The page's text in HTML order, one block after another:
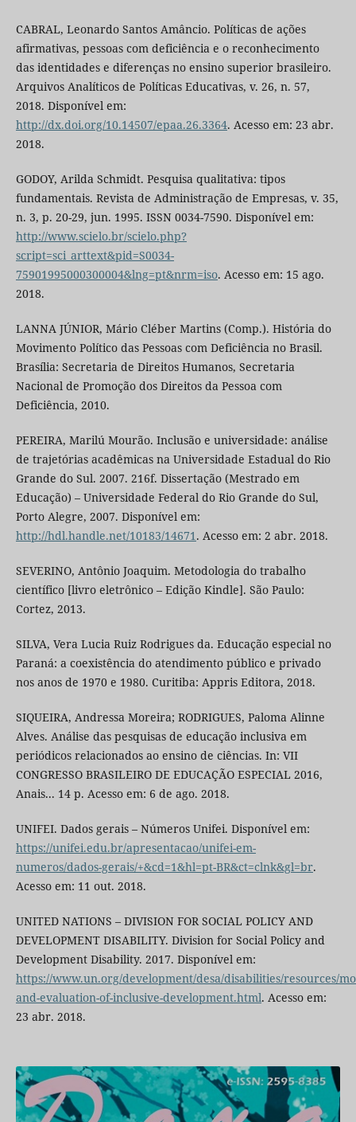
CABRAL, Leonardo Santos Amâncio. Políticas de ações
afirmativas, pessoas com deficiência e o reconhecimento
das identidades e diferenças no ensino superior brasileiro.
Arquivos Analíticos de Políticas Educativas, v. 26, n. 57,
2018. Disponível em:
http://dx.doi.org/10.14507/epaa.26.3364. Acesso em: 23 abr.
2018.
GODOY, Arilda Schmidt. Pesquisa qualitativa: tipos
fundamentais. Revista de Administração de Empresas, v. 35,
n. 3, p. 20-29, jun. 1995. ISSN 0034-7590. Disponível em:
http://www.scielo.br/scielo.php?
script=sci_arttext&pid=S0034-
75901995000300004&lng=pt&nrm=iso. Acesso em: 15 ago.
2018.
LANNA JÚNIOR, Mário Cléber Martins (Comp.). História do
Movimento Político das Pessoas com Deficiência no Brasil.
Brasília: Secretaria de Direitos Humanos, Secretaria
Nacional de Promoção dos Direitos da Pessoa com
Deficiência, 2010.
PEREIRA, Marilú Mourão. Inclusão e universidade: análise
de trajetórias acadêmicas na Universidade Estadual do Rio
Grande do Sul. 2007. 216f. Dissertação (Mestrado em
Educação) – Universidade Federal do Rio Grande do Sul,
Porto Alegre, 2007. Disponível em:
http://hdl.handle.net/10183/14671. Acesso em: 2 abr. 2018.
SEVERINO, Antônio Joaquim. Metodologia do trabalho
científico [livro eletrônico – Edição Kindle]. São Paulo:
Cortez, 2013.
SILVA, Vera Lucia Ruiz Rodrigues da. Educação especial no
Paraná: a coexistência do atendimento público e privado
nos anos de 1970 e 1980. Curitiba: Appris Editora, 2018.
SIQUEIRA, Andressa Moreira; RODRIGUES, Paloma Alinne
Alves. Análise das pesquisas de educação inclusiva em
periódicos relacionados ao ensino de ciências. In: VII
CONGRESSO BRASILEIRO DE EDUCAÇÃO ESPECIAL 2016,
Anais... 14 p. Acesso em: 6 de ago. 2018.
UNIFEI. Dados gerais – Números Unifei. Disponível em:
https://unifei.edu.br/apresentacao/unifei-em-
numeros/dados-gerais/+&cd=1&hl=pt-BR&ct=clnk&gl=br.
Acesso em: 11 out. 2018.
UNITED NATIONS – DIVISION FOR SOCIAL POLICY AND
DEVELOPMENT DISABILITY. Division for Social Policy and
Development Disability. 2017. Disponível em:
https://www.un.org/development/desa/disabilities/resources/
and-evaluation-of-inclusive-development.html. Acesso em:
23 abr. 2018.